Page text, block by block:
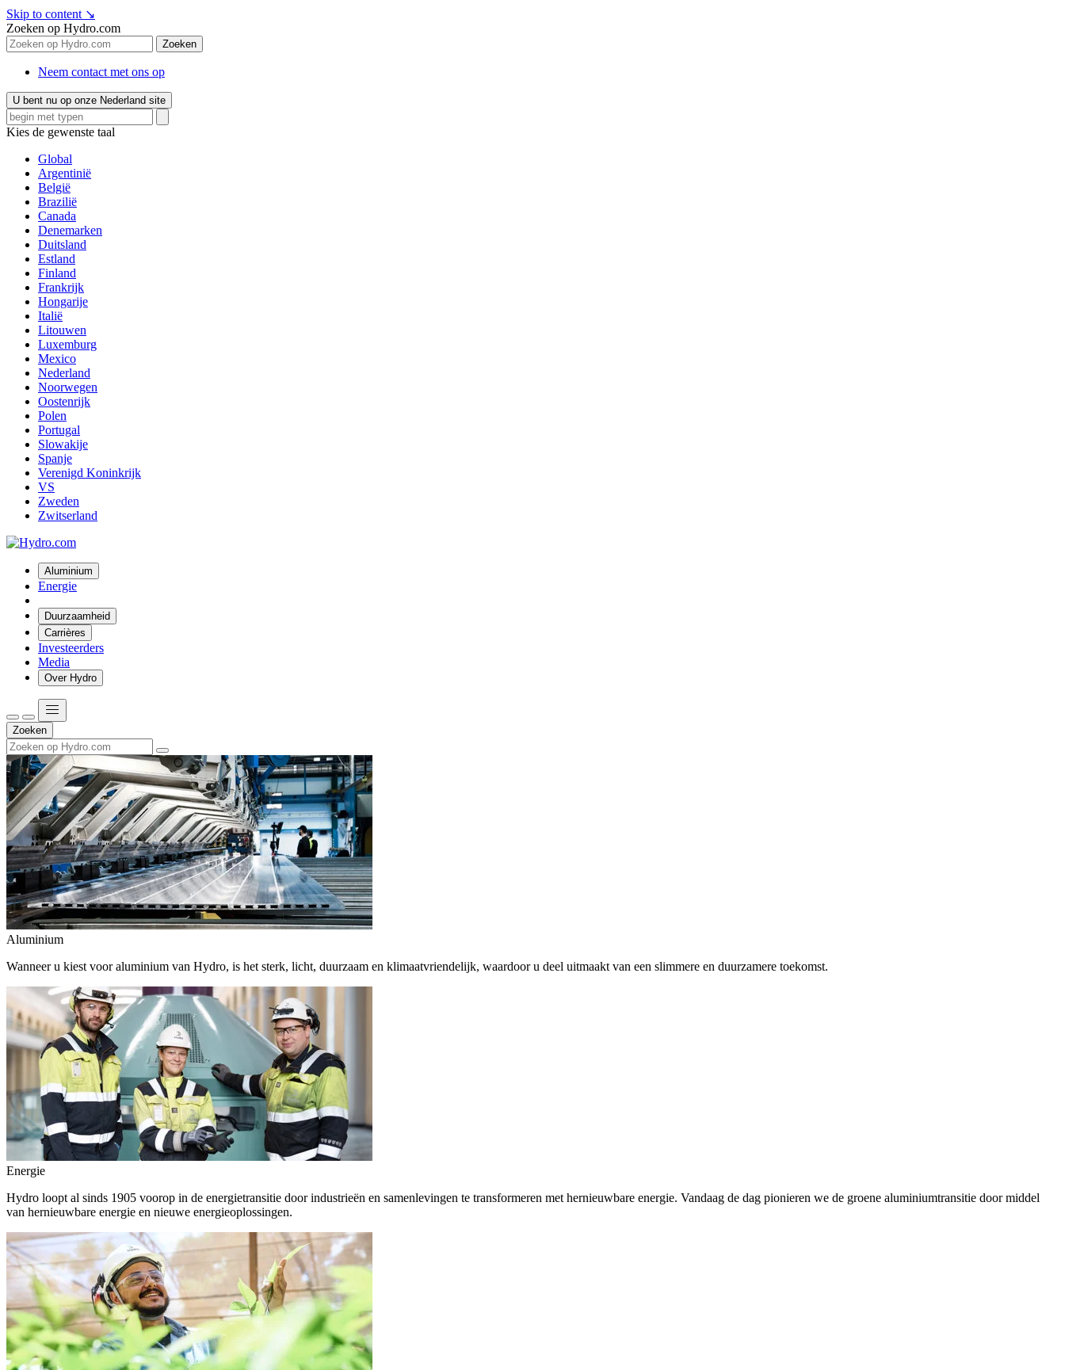
Skip to content ↘
Zoeken op Hydro.com
Zoeken
Neem contact met ons op
U bent nu op onze Nederland site
Kies de gewenste taal
Global
Argentinië
België
Brazilië
Canada
Denemarken
Duitsland
Estland
Finland
Frankrijk
Hongarije
Italië
Litouwen
Luxemburg
Mexico
Nederland
Noorwegen
Oostenrijk
Polen
Portugal
Slowakije
Spanje
Verenigd Koninkrijk
VS
Zweden
Zwitserland
Aluminium
Energie
Duurzaamheid
Carrières
Investeerders
Media
Over Hydro
Zoeken
Aluminium
Wanneer u kiest voor aluminium van Hydro, is het sterk, licht, duurzaam en klimaatvriendelijk, waardoor u deel uitmaakt van een slimmere en duurzamere toekomst.
Energie
Hydro loopt al sinds 1905 voorop in de energietransitie door industrieën en samenlevingen te transformeren met hernieuwbare energie. Vandaag de dag pionieren we de groene aluminiumtransitie door middel
van hernieuwbare energie en nieuwe energieoplossingen.